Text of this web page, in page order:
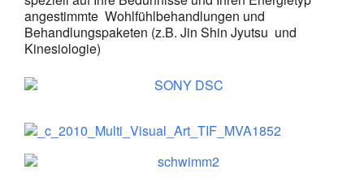
angestimmte Wohlfühlbehandlungen und
Behandlungspaketen (z.B. Jin Shin Jyutsu und
Kinesiologie)